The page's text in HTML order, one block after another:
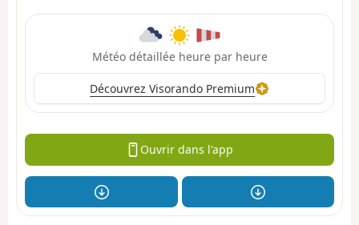
Météo détaillée heure par heure
Découvrez Visorando Premium
Ouvrir dans l'app